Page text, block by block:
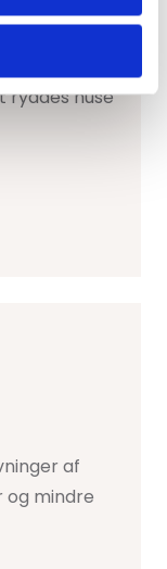
og
ryddes huse
af
og mindre